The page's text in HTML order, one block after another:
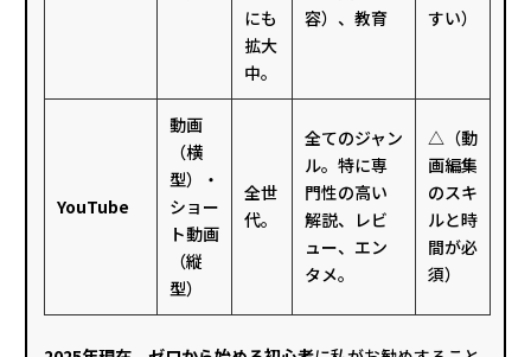
にも
拡大
中。
容）、教育
すい）
YouTube
動画
（横
型）・
ショー
ト動画
（縦
型）
全世
代。
全てのジャン
ル。特に専
門性の高い
解説、レビ
ュー、エン
タメ。
△（動
画編集
のスキ
ルと時
間が必
須）